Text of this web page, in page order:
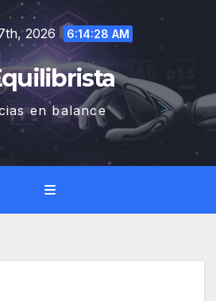
2026 6:14:29 AM
en balance